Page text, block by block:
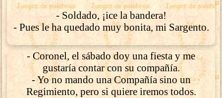
- Soldado, ¡ice la bandera!
- Pues le ha quedado muy bonita, mi Sargento.
- Coronel, el sábado doy una fiesta y me
gustaría contar con su compañía.
- Yo no mando una Compañía sino un
Regimiento, pero si quiere iremos todos.